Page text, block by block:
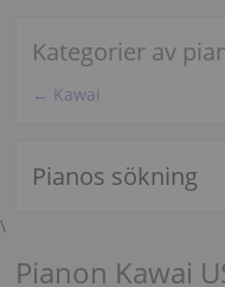
Kategorier av
← Kawai
Pianos sökning
\
Pianon Kawai